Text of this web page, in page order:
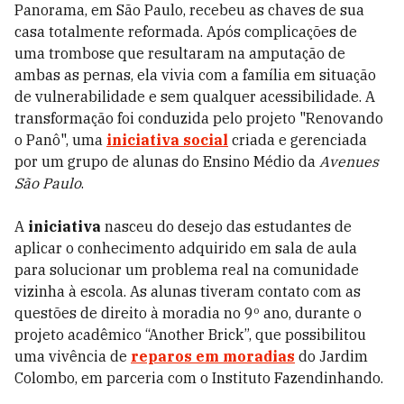
Panorama, em São Paulo, recebeu as chaves de sua
casa totalmente reformada. Após complicações de
uma trombose que resultaram na amputação de
ambas as pernas, ela vivia com a família em situação
de vulnerabilidade e sem qualquer acessibilidade. A
transformação foi conduzida pelo projeto "Renovando
o Panô", uma iniciativa social criada e gerenciada
por um grupo de alunas do Ensino Médio da Avenues
São Paulo.
A iniciativa nasceu do desejo das estudantes de
aplicar o conhecimento adquirido em sala de aula
para solucionar um problema real na comunidade
vizinha à escola. As alunas tiveram contato com as
questões de direito à moradia no 9º ano, durante o
projeto acadêmico “Another Brick”, que possibilitou
uma vivência de reparos em moradias do Jardim
Colombo, em parceria com o Instituto Fazendinhando.